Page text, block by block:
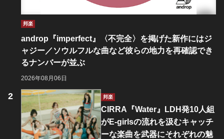
邦楽
androp『imperfect』〈不完全〉を掲げた新作にはジ
ャジー／ソウルフルな曲など彼らの地力を再確認でき
るナンバーが並ぶ
2026年08月06日
邦楽
CIRRA『Water』LDH発10人組
がE-girlsの流れを汲むキャッチ
ーな楽曲を武器にそれぞれの魅